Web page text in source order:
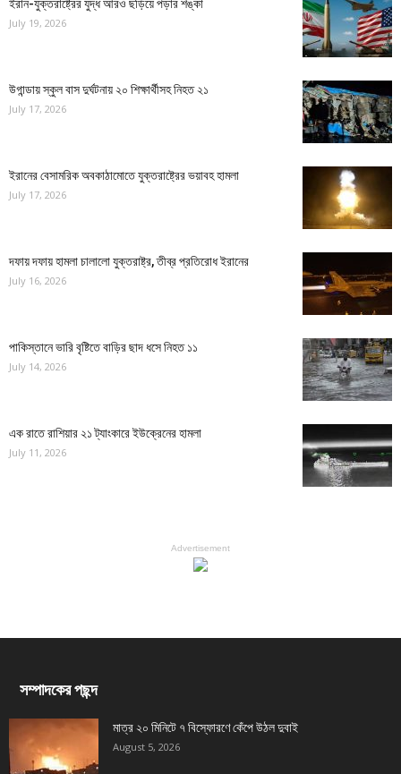
ইরান-যুক্তরাষ্ট্রের যুদ্ধ আরও ছড়িয়ে পড়ার শঙ্কা
July 19, 2026
উগান্ডায় স্কুল বাস দুর্ঘটনায় ২০ শিক্ষার্থীসহ নিহত ২১
July 17, 2026
ইরানের বেসামরিক অবকাঠামোতে যুক্তরাষ্ট্রের ভয়াবহ হামলা
July 17, 2026
দফায় দফায় হামলা চালালো যুক্তরাষ্ট্র, তীব্র প্রতিরোধ ইরানের
July 16, 2026
পাকিস্তানে ভারি বৃষ্টিতে বাড়ির ছাদ ধসে নিহত ১১
July 14, 2026
এক রাতে রাশিয়ার ২১ ট্যাংকারে ইউক্রেনের হামলা
July 11, 2026
Advertisement
সম্পাদকের পছন্দ
মাত্র ২০ মিনিটে ৭ বিস্ফোরণে কেঁপে উঠল দুবাই
August 5, 2026